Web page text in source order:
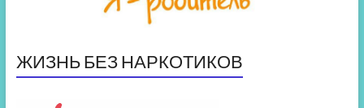
ЖИЗНЬ БЕЗ НАРКОТИКОВ